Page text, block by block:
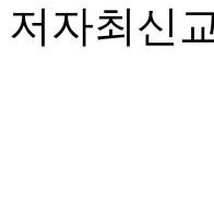
저자최신